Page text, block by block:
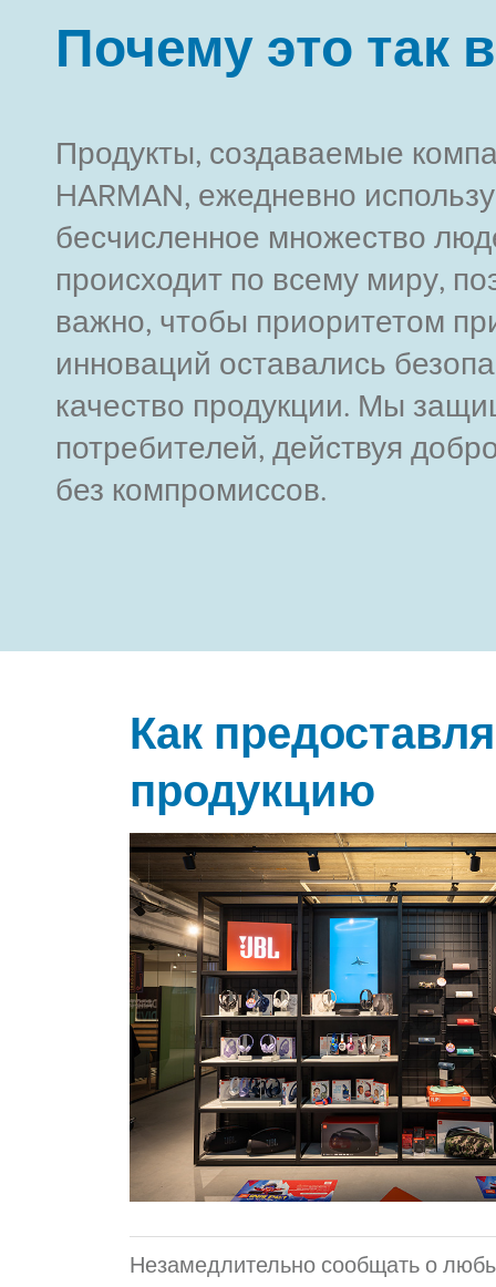
Почему это так
Продукты, создаваемые
HARMAN, ежедневно
бесчисленное множество
происходит по всему миру,
важно, чтобы приоритетом
инноваций оставались
качество продукции. Мы
потребителей, действуя
без компромиссов.
Как
продукцию
Незамедлительно сообщать о